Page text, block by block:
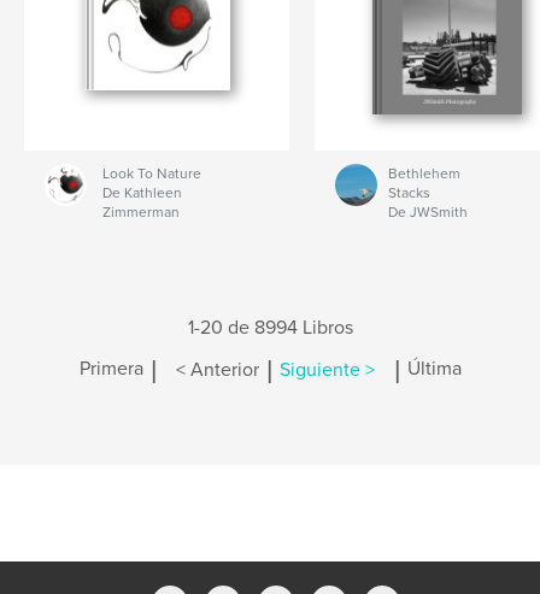
Look To Nature
De Kathleen
Zimmerman
Bethlehem
Stacks
De JWSmith
1-20 de 8994 Libros
Primera | < Anterior | Siguiente > | Última